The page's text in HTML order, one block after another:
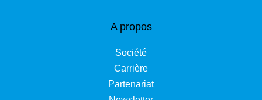
A propos
Société
Carrière
Partenariat